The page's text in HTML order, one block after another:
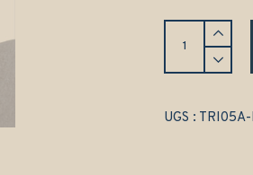
Tapis
Triumph
Avant
UGS :